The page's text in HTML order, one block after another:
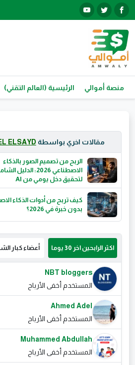
منصة أموالي الرئيسية (العالم التقني)
مقالات اخري بواسطة ELSAYD
الربح من تصميم الصور بالذكاء
الاصطناعي 2026: الدليل
لتحقيق دخل يومي من AI
كيف تربح من أدوات الذكاء
بدون خبرة في 2026؟
اكثر الرابحين اخر 30 يوما أعضاء كبار
NBT bloggers
المستخدم أخفى الأرباح
Ahmed Adel
المستخدم أخفى الأرباح
Muhammed Abdullah
المستخدم أخفى الأرباح